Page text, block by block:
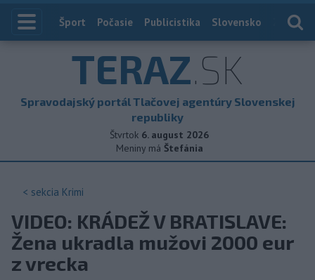
Index
Šport Počasie Publicistika Slovensko
TERAZ.SK
Spravodajský portál Tlačovej agentúry Slovenskej
republiky
Štvrtok 6. august 2026
Meniny má Štefánia
< sekcia Krimi
VIDEO: KRÁDEŽ V BRATISLAVE:
Žena ukradla mužovi 2000 eur
z vrecka